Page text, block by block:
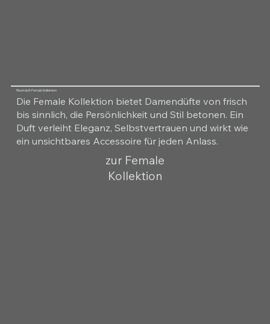
Raumduft Female Kollektion
Die Female Kollektion bietet Damendüfte von frisch
bis sinnlich, die Persönlichkeit und Stil betonen. Ein
Duft verleiht Eleganz, Selbstvertrauen und wirkt wie
ein unsichtbares Accessoire für jeden Anlass.
zur Female
Kollektion